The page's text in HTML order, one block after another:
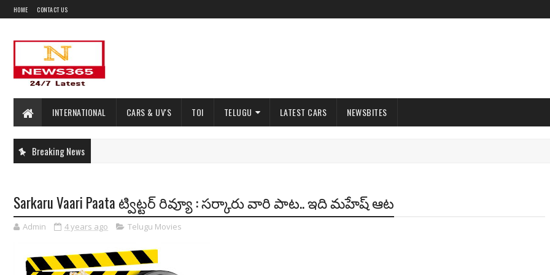
HOME CONTACT US
INTERNATIONAL CARS & UV'S TOI TELUGU LATEST CARS NEWSBITES
Breaking News
Sarkaru Vaari Paata ట్విట్టర్ రివ్యూ : సర్కారు వారి పాట.. ఇది మహేష్ ఆట
Admin 4 years ago Telugu Movies